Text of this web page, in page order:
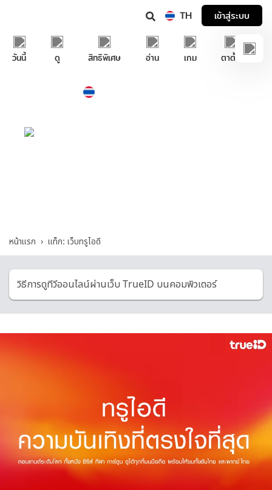
TH เข้าสู่ระบบ
วันนี้ ดู สิทธิพิเศษ อ่าน เกม ตาตั้ง
หน้าแรก แท็ก: เว็บทรูไอดี
วิธีการดูทีวีออนไลน์ผ่านเว็บ TrueID บนคอมพิวเตอร์